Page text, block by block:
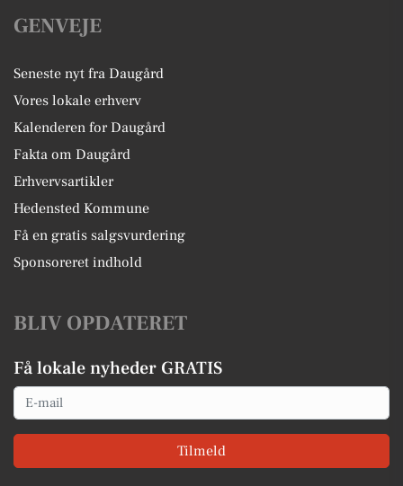
GENVEJE
Seneste nyt fra Daugård
Vores lokale erhverv
Kalenderen for Daugård
Fakta om Daugård
Erhvervsartikler
Hedensted Kommune
Få en gratis salgsvurdering
Sponsoreret indhold
BLIV OPDATERET
Få lokale nyheder GRATIS
Email
Tilmeld